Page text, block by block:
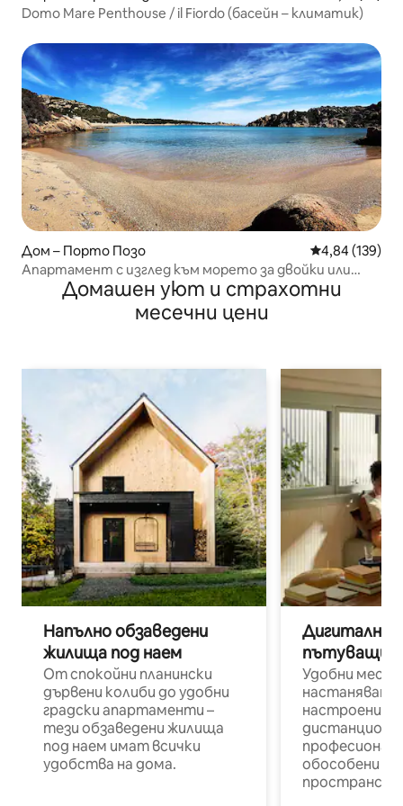
Domo Mare Penthouse / il Fiordo (басейн – климатик)
Дом – Порто Позо Средна
4,84 (139)
Апартамент с изглед към морето за двойки или
семейства
Домашен уют и страхотни
месечни цени
Напълно обзаведени
жилища под наем
От спокойни планински
дървени колиби до удобни
градски апартаменти –
тези обзаведени жилища
под наем имат всички
удобства на дома.
Дигитални
пътуващи
Удобни
настаняване
настроени и
обособени